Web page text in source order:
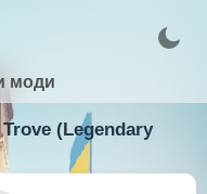
моди
(Legendary